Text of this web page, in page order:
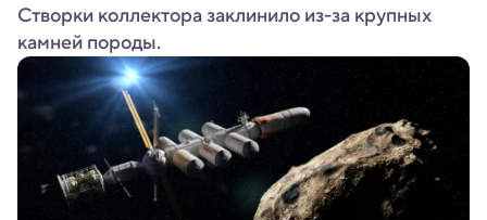
Створки коллектора заклинило из-за крупных
камней породы.